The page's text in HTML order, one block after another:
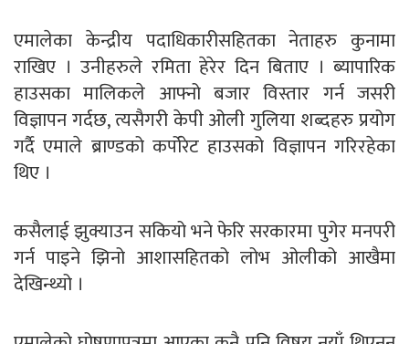
एमालेका केन्द्रीय पदाधिकारीसहितका नेताहरु कुनामा
राखिए । उनीहरुले रमिता हेरेर दिन बिताए । ब्यापारिक
हाउसका मालिकले आफ्नो बजार विस्तार गर्न जसरी
विज्ञापन गर्दछ, त्यसैगरी केपी ओली गुलिया शब्दहरु प्रयोग
गर्दै एमाले ब्राण्डको कर्पोरेट हाउसको विज्ञापन गरिरहेका
थिए ।
कसैलाई झुक्याउन सकियो भने फेरि सरकारमा पुगेर मनपरी
गर्न पाइने झिनो आशासहितको लोभ ओलीको आखैमा
देखिन्थ्यो ।